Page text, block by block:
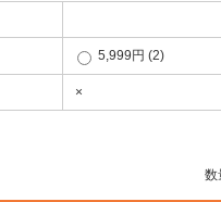
5,999円 (2)
×
数